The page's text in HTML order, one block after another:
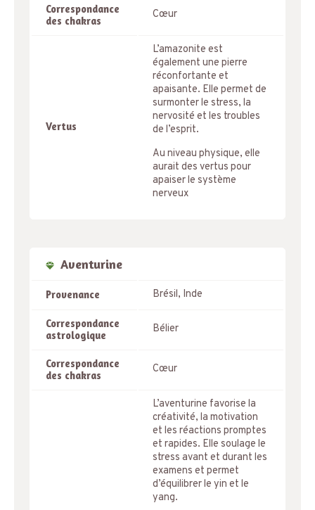
Correspondance
des chakras
Cœur
Vertus
L’amazonite est
également une pierre
réconfortante et
apaisante. Elle permet de
surmonter le stress, la
nervosité et les troubles
de l’esprit.
Au niveau physique, elle
aurait des vertus pour
apaiser le système
nerveux
Aventurine
Provenance Brésil, Inde
Correspondance
astrologique
Bélier
Correspondance
des chakras
Cœur
L’aventurine favorise la
créativité, la motivation
et les réactions promptes
et rapides. Elle soulage le
stress avant et durant les
examens et permet
d’équilibrer le yin et le
yang.